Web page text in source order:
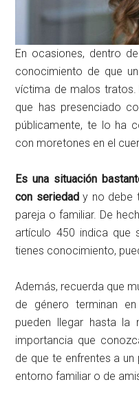
En ocasiones, dentro
conocimiento de que
víctima de malos
que has presenciado
públicamente, te lo ha
con moretones en el
Es una situación
con seriedady no debe
pareja o familiar. De
artículo 450 indica que
tienes conocimiento,
Además, recuerda que
de género terminan
pueden llegar hasta la
importancia que
de que te enfrentes a
entorno familiar o de